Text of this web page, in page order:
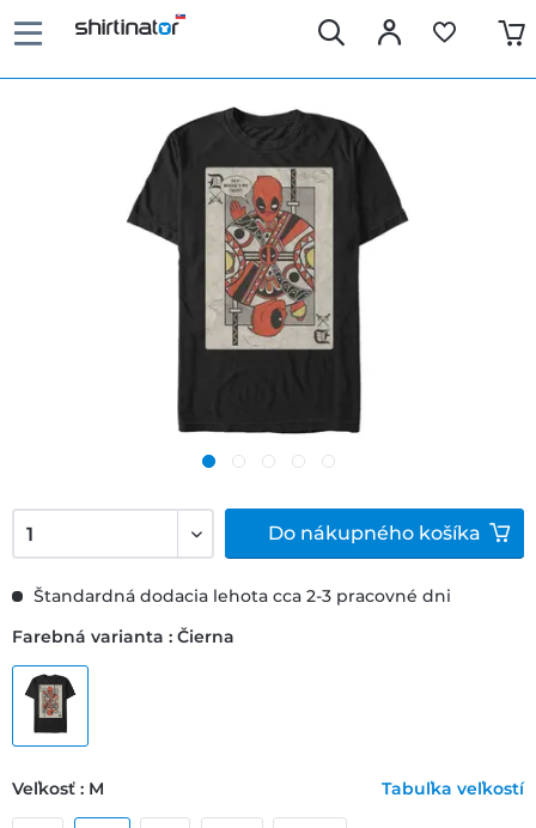
Štandardná dodacia lehota cca 2-3 pracovné dni
Farebná varianta : Čierna
Veľkosť : M Tabuľka veľkostí
Do nákupného košíka